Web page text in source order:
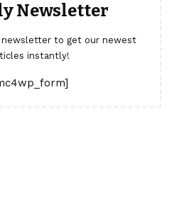
Newsletter
newsletter to get our newest
instantly!